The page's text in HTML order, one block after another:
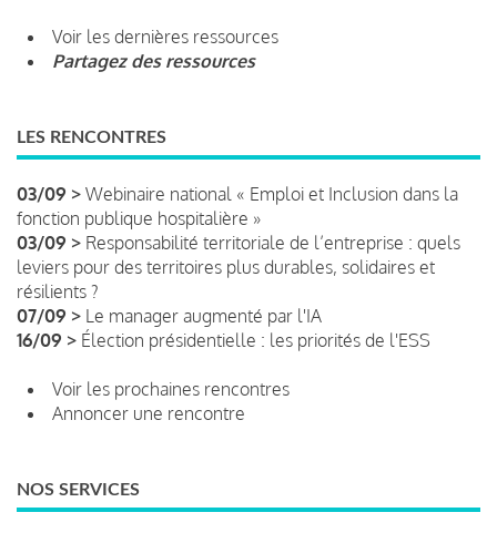
Voir les dernières ressources
Partagez des ressources
LES RENCONTRES
03/09 > Webinaire national « Emploi et Inclusion dans la
fonction publique hospitalière »
03/09 > Responsabilité territoriale de l’entreprise : quels
leviers pour des territoires plus durables, solidaires et
résilients ?
07/09 > Le manager augmenté par l'IA
16/09 > Élection présidentielle : les priorités de l'ESS
Voir les prochaines rencontres
Annoncer une rencontre
NOS SERVICES